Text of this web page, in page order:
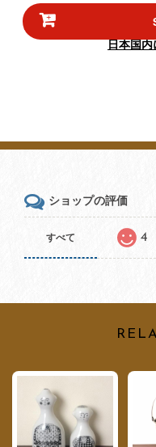
日本国内
ショップの評価
すべて 4